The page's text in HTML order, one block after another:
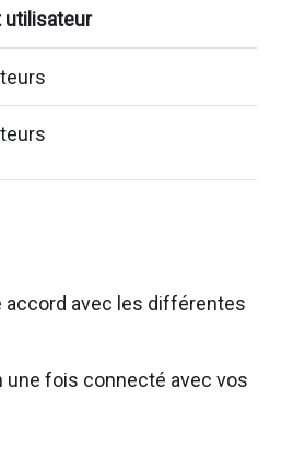
utilisateur
accord avec les différentes
fois connecté avec vos